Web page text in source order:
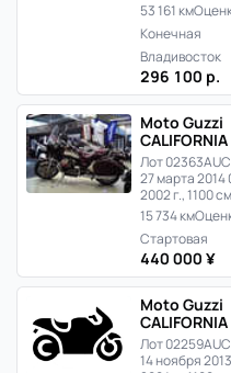
53 161 км
Конечная
Владивосток
296 100 р.
Moto Guzzi
Лот 02363
27 марта 2014
2002 г., 1100
15 734 км
Стартовая
440 000 ¥
Moto Guzzi
Лот 02259
14 ноября